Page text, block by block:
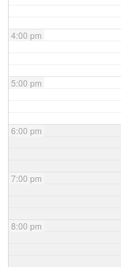
4:00 pm
5:00 pm
6:00 pm
7:00 pm
8:00 pm